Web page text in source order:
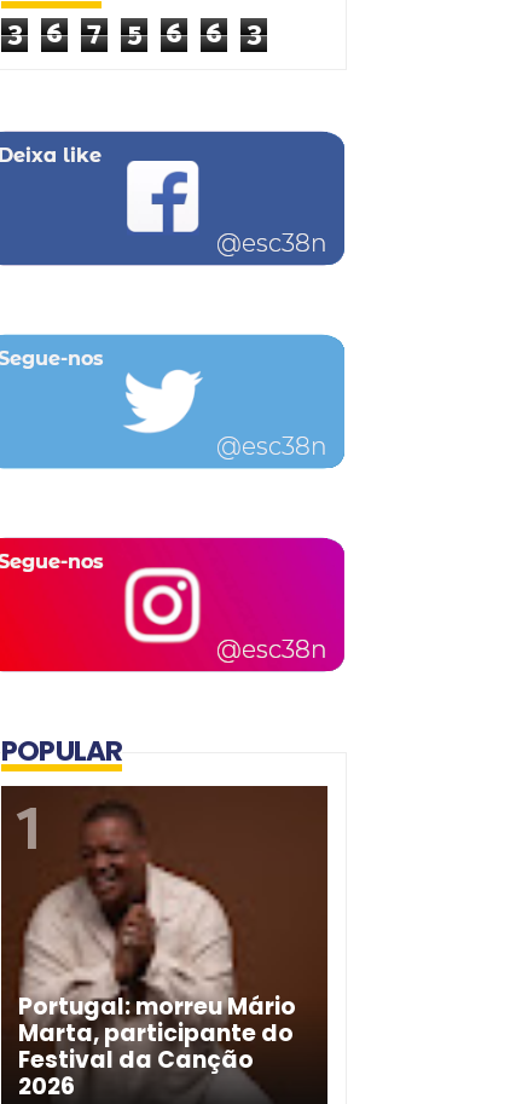
3 6 7 5 6 6 3
POPULAR
Portugal: morreu Mário
Marta, participante do
Festival da Canção
2026